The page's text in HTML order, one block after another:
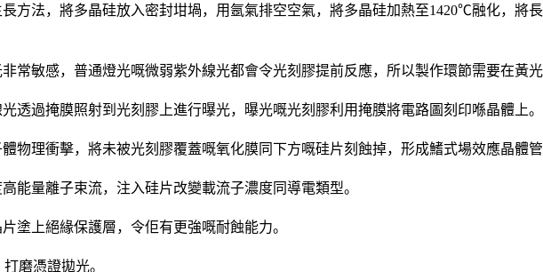
方法，將多晶硅放入密封坩堝，用氬氣排空空氣，將多晶硅加熱至1420℃融化，將
常敏感，普通燈光嘅微弱紫外線光都會令光刻膠提前反應，所以製作環節需要在黃光
透過掩膜照射到光刻膠上進行曝光，曝光嘅光刻膠利用掩膜將電路圖刻印喺晶體上。
物理衝擊，將未被光刻膠覆蓋嘅氧化膜同下方嘅硅片刻蝕掉，形成鰭式場效應晶體管
能量離子束流，注入硅片改變載流子濃度同導電類型。
塗上絕緣保護層，令佢有更強嘅耐蝕能力。
磨憑證拋光。